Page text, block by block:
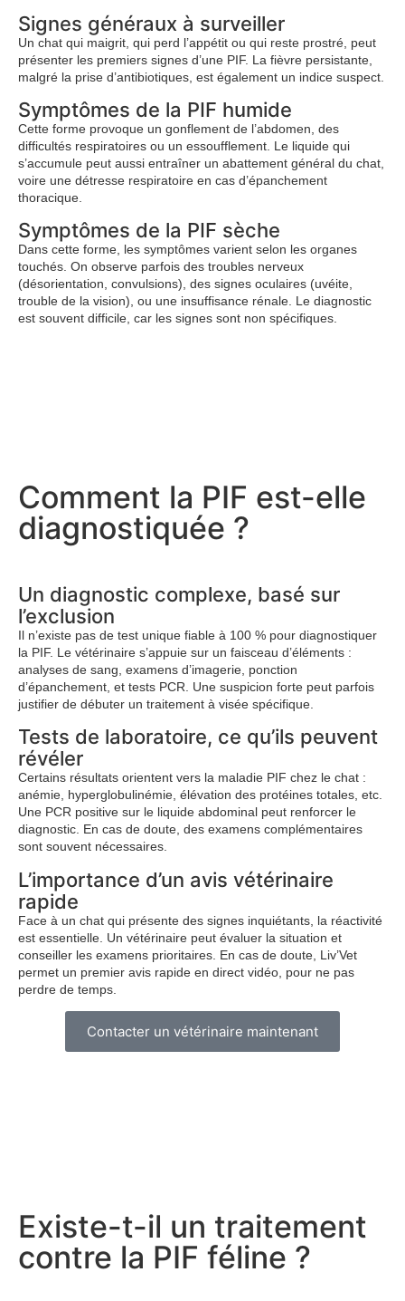
Signes généraux à surveiller
Un chat qui maigrit, qui perd l’appétit ou qui reste prostré, peut
présenter les premiers signes d’une PIF. La fièvre persistante,
malgré la prise d’antibiotiques, est également un indice suspect.
Symptômes de la PIF humide
Cette forme provoque un gonflement de l’abdomen, des
difficultés respiratoires ou un essoufflement. Le liquide qui
s’accumule peut aussi entraîner un abattement général du chat,
voire une détresse respiratoire en cas d’épanchement
thoracique.
Symptômes de la PIF sèche
Dans cette forme, les symptômes varient selon les organes
touchés. On observe parfois des troubles nerveux
(désorientation, convulsions), des signes oculaires (uvéite,
trouble de la vision), ou une insuffisance rénale. Le diagnostic
est souvent difficile, car les signes sont non spécifiques.
Comment la PIF est-elle
diagnostiquée ?
Un diagnostic complexe, basé sur
l’exclusion
Il n’existe pas de test unique fiable à 100 % pour diagnostiquer
la PIF. Le vétérinaire s’appuie sur un faisceau d’éléments :
analyses de sang, examens d’imagerie, ponction
d’épanchement, et tests PCR. Une suspicion forte peut parfois
justifier de débuter un traitement à visée spécifique.
Tests de laboratoire, ce qu’ils peuvent
révéler
Certains résultats orientent vers la maladie PIF chez le chat :
anémie, hyperglobulinémie, élévation des protéines totales, etc.
Une PCR positive sur le liquide abdominal peut renforcer le
diagnostic. En cas de doute, des examens complémentaires
sont souvent nécessaires.
L’importance d’un avis vétérinaire
rapide
Face à un chat qui présente des signes inquiétants, la réactivité
est essentielle. Un vétérinaire peut évaluer la situation et
conseiller les examens prioritaires. En cas de doute, Liv’Vet
permet un premier avis rapide en direct vidéo, pour ne pas
perdre de temps.
Contacter un vétérinaire maintenant
Existe-t-il un traitement
contre la PIF féline ?